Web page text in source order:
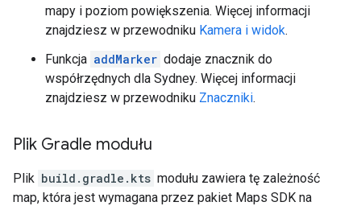
mapy i poziom powiększenia. Więcej informacji
znajdziesz w przewodniku Kamera i widok.
Funkcja addMarker dodaje znacznik do
współrzędnych dla Sydney. Więcej informacji
znajdziesz w przewodniku Znaczniki.
Plik Gradle modułu
Plik build.gradle.kts modułu zawiera tę zależność
map, która jest wymagana przez pakiet Maps SDK na